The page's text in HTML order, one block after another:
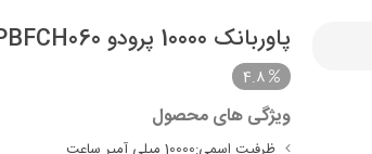
پاوربانک 10000 پرودو Porodo PD-PBFCH060 توان 22.5 وات
4.8
ویژگی های محصول